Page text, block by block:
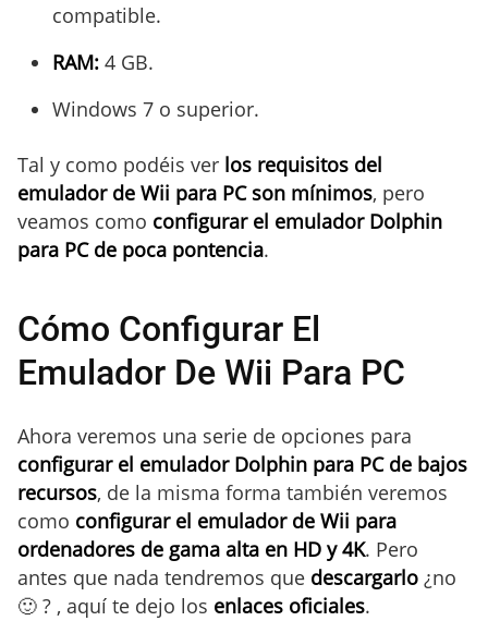
compatible.
RAM: 4 GB.
Windows 7 o superior.
Tal y como podéis ver los requisitos del
emulador de Wii para PC son mínimos, pero
veamos como configurar el emulador Dolphin
para PC de poca pontencia.
Cómo Configurar El
Emulador De Wii Para PC
Ahora veremos una serie de opciones para
configurar el emulador Dolphin para PC de bajos
recursos, de la misma forma también veremos
como configurar el emulador de Wii para
ordenadores de gama alta en HD y 4K. Pero
antes que nada tendremos que descargarlo ¿no
🙂 ? , aquí te dejo los enlaces oficiales.